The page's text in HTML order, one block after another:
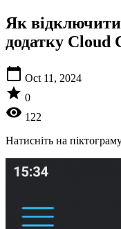
Як
додатку Cloud
calendar_today Oct 11, 2024
star 0
visibility 122
Натисніть на